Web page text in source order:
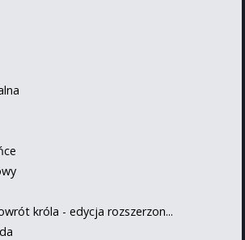
króla - edycja rozszerzon...